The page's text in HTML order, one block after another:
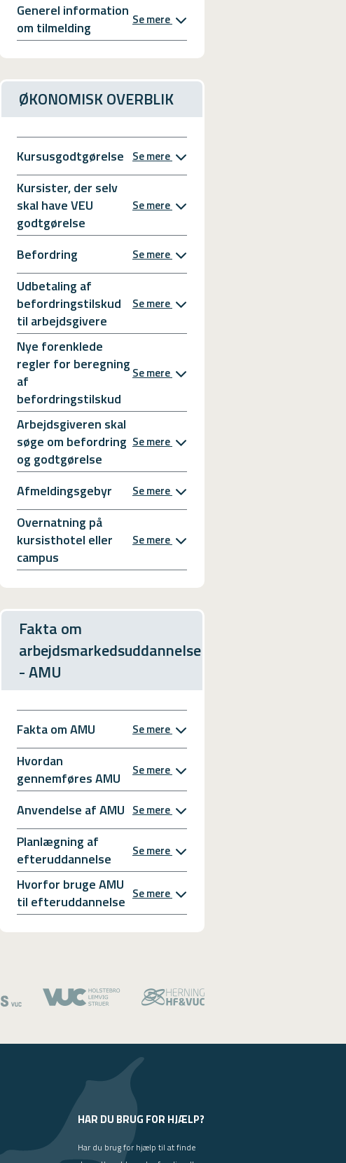
Generel information
om tilmelding
Se mere
ØKONOMISK OVERBLIK
Kursusgodtgørelse Se mere
Kursister, der selv
skal have VEU
godtgørelse
Se mere
Befordring Se mere
Udbetaling af
befordringstilskud
til arbejdsgivere
Se mere
Nye forenklede
regler for beregning
af
befordringstilskud
Se mere
Arbejdsgiveren skal
søge om befordring
og godtgørelse
Se mere
Afmeldingsgebyr Se mere
Overnatning på
kursisthotel eller
campus
Se mere
Fakta om
arbejdsmarkedsuddannelse
- AMU
Fakta om AMU Se mere
Hvordan
gennemføres AMU
Se mere
Anvendelse af AMU Se mere
Planlægning af
efteruddannelse
Se mere
Hvorfor bruge AMU
til efteruddannelse Se mere
HAR DU BRUG FOR HJÆLP?
Har du brug for hjælp til at finde